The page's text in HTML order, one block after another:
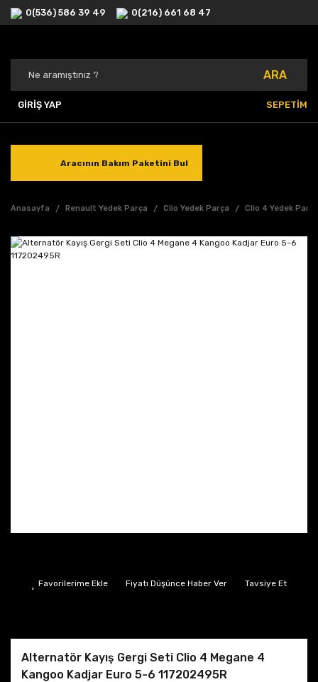
0(536) 586 39 49 0(216) 661 68 47
ARA
GİRİŞ YAP SEPETİM
Aracının Bakım Paketini Bul
Anasayfa Renault Yedek Parça Clio Yedek Parça Clio 4 Yedek
Fiyatı Düşünce Haber Ver Tavsiye Et
Alternatör Kayış Gergi Seti Clio 4 Megane 4
Kangoo Kadjar Euro 5-6 117202495R